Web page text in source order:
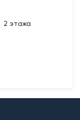
наличии);
2 этажа